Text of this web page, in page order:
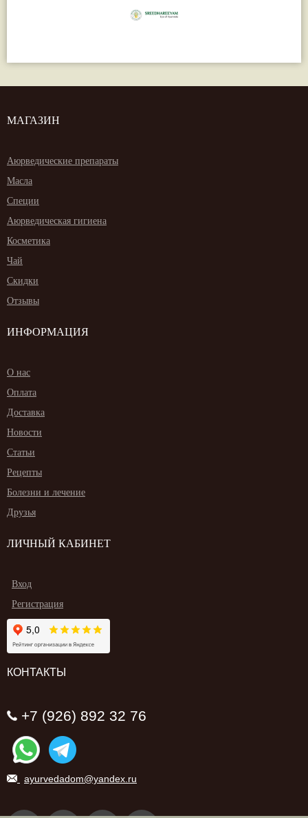
МАГАЗИН
Аюрведические препараты
Масла
Специи
Аюрведическая гигиена
Косметика
Чай
Скидки
Отзывы
ИНФОРМАЦИЯ
О нас
Оплата
Доставка
Новости
Статьи
Рецепты
Болезни и лечение
Друзья
ЛИЧНЫЙ КАБИНЕТ
Вход
Регистрация
КОНТАКТЫ
+7 (926) 892 32 76
ayurvedadom@yandex.ru